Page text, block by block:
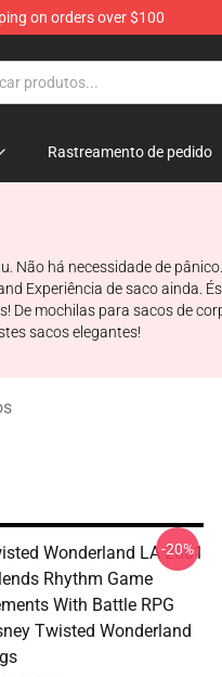
on orders over $100
Rastreamento de pedido
há necessidade de
Experiência de saco ainda.
mochilas para sacos de
sacos elegantes!
Wonderland LA 2801
Rhythm Game
With Battle RPG
Twisted Wonderland
-20%